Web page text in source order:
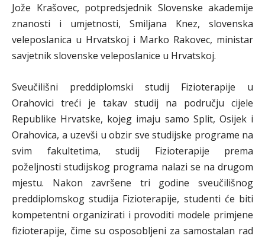
Jože Krašovec, potpredsjednik Slovenske akademije
znanosti i umjetnosti, Smiljana Knez, slovenska
veleposlanica u Hrvatskoj i Marko Rakovec, ministar
savjetnik slovenske veleposlanice u Hrvatskoj.
Sveučilišni preddiplomski studij Fizioterapije u
Orahovici treći je takav studij na području cijele
Republike Hrvatske, kojeg imaju samo Split, Osijek i
Orahovica, a uzevši u obzir sve studijske programe na
svim fakultetima, studij Fizioterapije prema
poželjnosti studijskog programa nalazi se na drugom
mjestu. Nakon završene tri godine sveučilišnog
preddiplomskog studija Fizioterapije, studenti će biti
kompetentni organizirati i provoditi modele primjene
fizioterapije, čime su osposobljeni za samostalan rad